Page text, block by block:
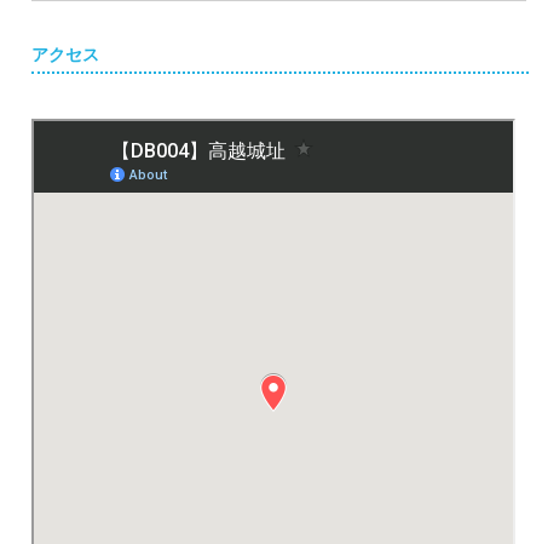
アクセス